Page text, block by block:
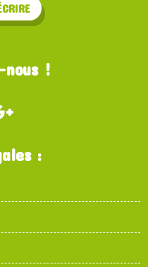
nous !
: